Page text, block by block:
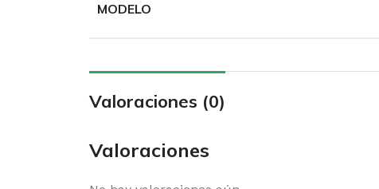
MODELO
Valoraciones (0)
Valoraciones